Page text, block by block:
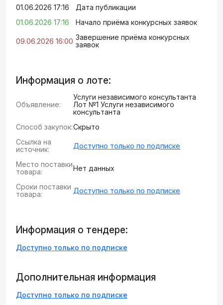
01.06.2026 17:16
Дата публикации
01.06.2026 17:16
Начало приёма конкурсных заявок
09.06.2026 16:00 Завершение приёма конкурсных
заявок
Информация о лоте:
Объявление:
Услуги независимого консультанта
Лот №1 Услуги независимого
консультанта
Способ закупок:Скрыто
Ссылка на
источник:
Доступно только по подписке
Место поставки
товара:
Нет данных
Сроки поставки
товара:
Доступно только по подписке
Информация о тендере:
Доступно только по подписке
Дополнительная информация
Доступно только по подписке